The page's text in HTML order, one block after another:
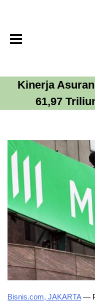
Kinerja
61,97
Bisnis.com, JAKARTA—